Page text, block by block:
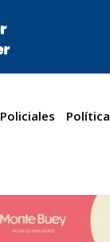
Policiales Política